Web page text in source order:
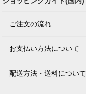
ご注文の流れ
お支払い方法について
配送方法・送料について